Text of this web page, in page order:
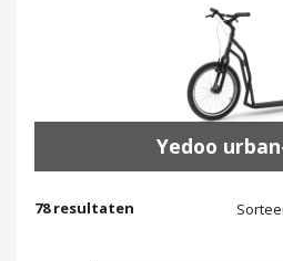
Yedoo
78resultaten